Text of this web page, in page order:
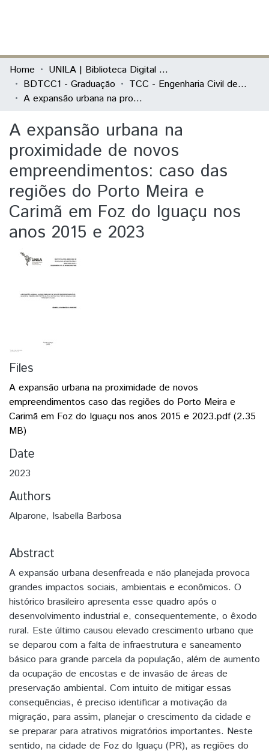
Communities & Collections
All of DSpace
Home
UNILA | Biblioteca Digital de Trabalhos de Conclusão de Curso
BDTCC1 - Graduação
TCC - Engenharia Civil de Infraestrutura
A expansão urbana na proximidade de novos empreendimentos: caso das regiões do Porto Meira e Carimã em Foz do Iguaçu nos anos 2015 e 2023
A expansão urbana na
proximidade de novos
empreendimentos: caso das
regiões do Porto Meira e
Carimã em Foz do Iguaçu nos
anos 2015 e 2023
Files
A expansão urbana na proximidade de novos
empreendimentos caso das regiões do Porto Meira e
Carimã em Foz do Iguaçu nos anos 2015 e 2023.pdf(2.35
MB)
Date
2023
Authors
Alparone, Isabella Barbosa
Abstract
A expansão urbana desenfreada e não planejada provoca
grandes impactos sociais, ambientais e econômicos. O
histórico brasileiro apresenta esse quadro após o
desenvolvimento industrial e, consequentemente, o êxodo
rural. Este último causou elevado crescimento urbano que
se deparou com a falta de infraestrutura e saneamento
básico para grande parcela da população, além de aumento
da ocupação de encostas e de invasão de áreas de
preservação ambiental. Com intuito de mitigar essas
consequências, é preciso identificar a motivação da
migração, para assim, planejar o crescimento da cidade e
se preparar para atrativos migratórios importantes. Neste
sentido, na cidade de Foz do Iguaçu (PR), as regiões do